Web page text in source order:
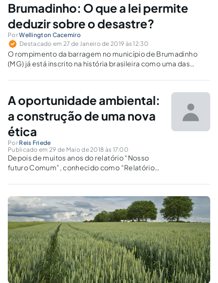
Brumadinho: O que a lei permite
deduzir sobre o desastre?
PorWellington Cacemiro
Destacado em 27 de Janeiro de 2019 às 12:30
O rompimento da barragem no município de Brumadinho
(MG) já está inscrito na história brasileira como uma das
A oportunidade ambiental:
a construção de uma nova
ética
Por Reis Friede
Publicado em 29 de Maio de 2018 às 17:00
Depois de muitos anos do relatório “Nosso
futuro Comum”, conhecido como “Relatório
consciência planetária necessária para
mudanças racionais e efetivas na preservação
do meio ambiente.